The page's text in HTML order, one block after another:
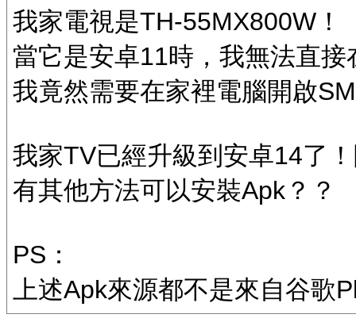
我家電視是TH-55MX800W！
當它是安卓11時，我無法直
我竟然需要在家裡電腦開啟
我家TV已經升級到安卓14了
有其他方法可以安裝Apk？？
PS：
上述Apk來源都不是來自谷歌